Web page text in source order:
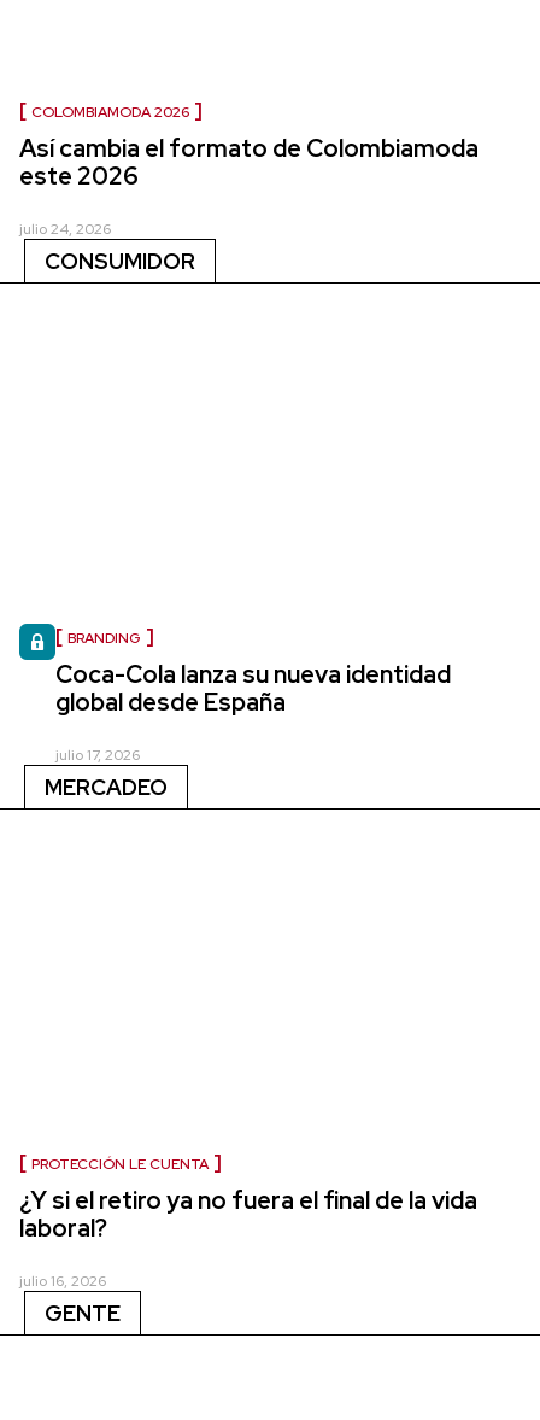
COLOMBIAMODA 2026
Así cambia el formato de Colombiamoda
este 2026
julio 24, 2026
CONSUMIDOR
BRANDING
Coca-Cola lanza su nueva identidad
global desde España
julio 17, 2026
MERCADEO
PROTECCIÓN LE CUENTA
¿Y si el retiro ya no fuera el final de la vida
laboral?
julio 16, 2026
GENTE